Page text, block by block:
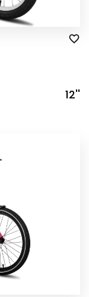
12''